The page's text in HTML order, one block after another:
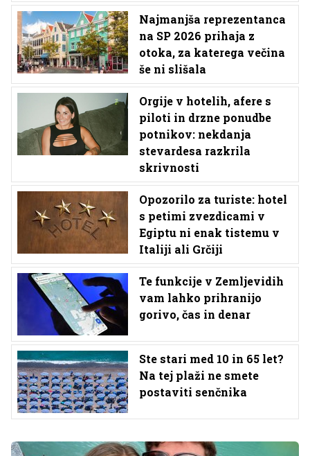
Najmanjša reprezentanca
na SP 2026 prihaja z
otoka, za katerega večina
še ni slišala
Orgije v hotelih, afere s
piloti in drzne ponudbe
potnikov: nekdanja
stevardesa razkrila
skrivnosti
Opozorilo za turiste: hotel
s petimi zvezdicami v
Egiptu ni enak tistemu v
Italiji ali Grčiji
Te funkcije v Zemljevidih
vam lahko prihranijo
gorivo, čas in denar
Ste stari med 10 in 65 let?
Na tej plaži ne smete
postaviti senčnika